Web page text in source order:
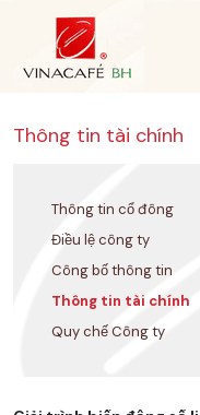
Thông tin tài chính
Thông tin cổ đông
Điều lệ công ty
Công bố thông tin
Thông tin tài chính
Quy chế Công ty